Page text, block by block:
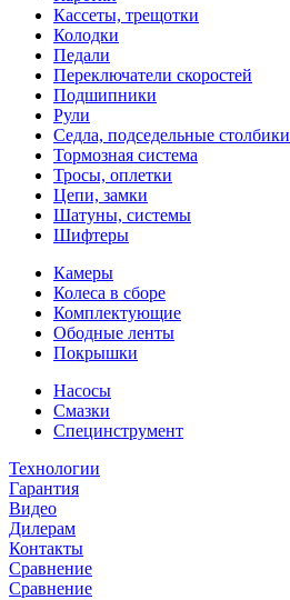
Кассеты, трещотки
Колодки
Педали
Переключатели скоростей
Подшипники
Рули
Седла, подседельные столбики
Тормозная система
Тросы, оплетки
Цепи, замки
Шатуны, системы
Шифтеры
Камеры
Колеса в сборе
Комплектующие
Ободные ленты
Покрышки
Насосы
Смазки
Специнструмент
Технологии
Гарантия
Видео
Дилерам
Контакты
Сравнение
Сравнение